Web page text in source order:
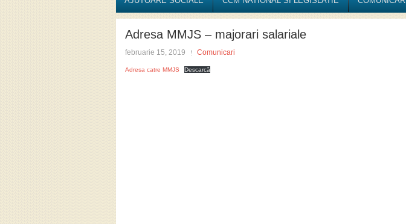
Adresa MMJS – majorari salariale
februarie 15, 2019 Comunicari
Adresa catre MMJS Descarcă